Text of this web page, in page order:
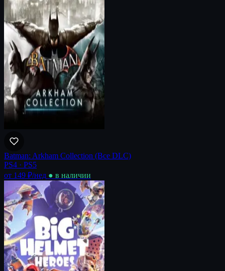
Batman: Arkham Collection (Все DLC)
PS4 · PS5
от 149 ₽/нед ● в наличии